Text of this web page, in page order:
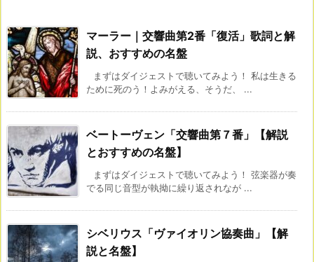
マーラー｜交響曲第2番「復活」歌詞と解
説、おすすめの名盤
まずはダイジェストで聴いてみよう！ 私は生きる
ために死のう！よみがえる、そうだ、 ...
ベートーヴェン「交響曲第７番」【解説
とおすすめの名盤】
まずはダイジェストで聴いてみよう！ 弦楽器が奏
でる同じ音型が執拗に繰り返されなが ...
シベリウス「ヴァイオリン協奏曲」【解
説と名盤】